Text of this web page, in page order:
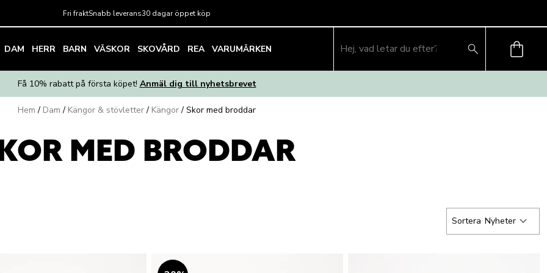
Fri fraktSnabb leverans30 dagar öppet köp
DAM HERR BARN VÄSKOR SKOVÅRD REA VARUMÄRKEN
Få 10% rabatt på första köpet! Anmäl dig till nyhetsbrevet
Hem / Dam / Kängor & stövletter / Kängor / Skor med broddar
MED BRODDAR
Sortera Nyheter